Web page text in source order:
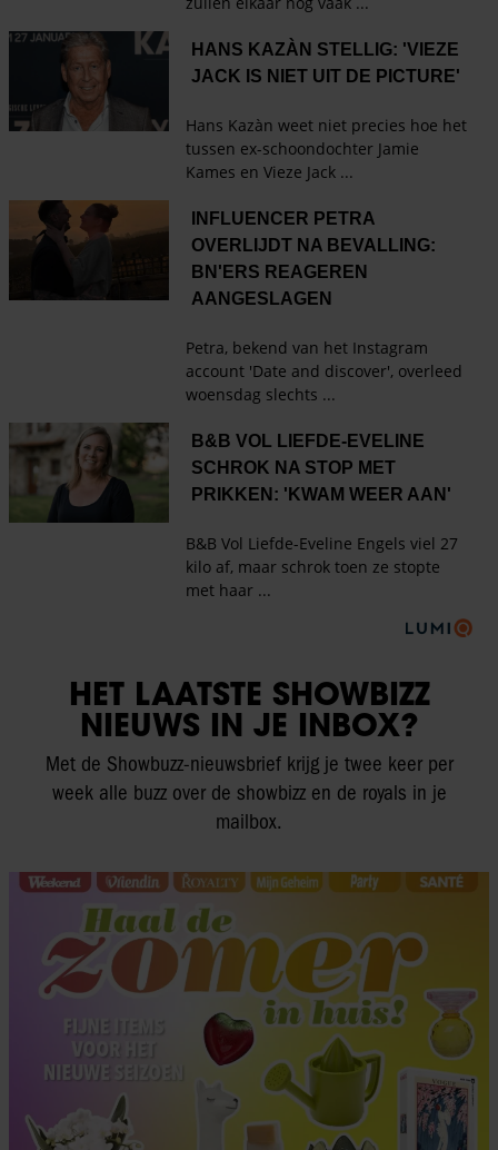
HET LAATSTE SHOWBIZZ
NIEUWS IN JE INBOX?
Met de Showbuzz-nieuwsbrief krijg je twee keer per
week alle buzz over de showbizz en de royals in je
mailbox.